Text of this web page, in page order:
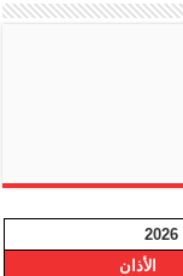
الأذان